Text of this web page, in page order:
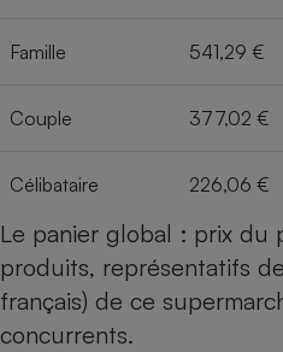
Famille 541,29 €
Couple 377,02 €
Célibataire 226,06 €
Le panier global : prix du
produits, représentatifs
français) de ce
concurrents.